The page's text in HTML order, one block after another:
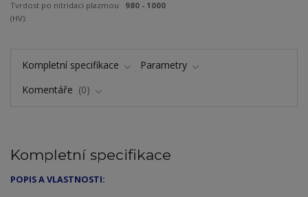
Tvrdost po nitridaci plazmou
(HV):
980 - 1000
Kompletní specifikace
Parametry
Komentáře
0
Kompletní specifikace
POPIS A VLASTNOSTI: